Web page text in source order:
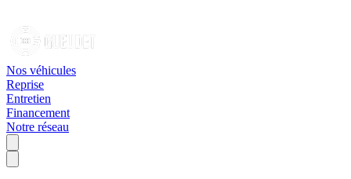
Nos véhicules
Reprise
Entretien
Financement
Notre réseau